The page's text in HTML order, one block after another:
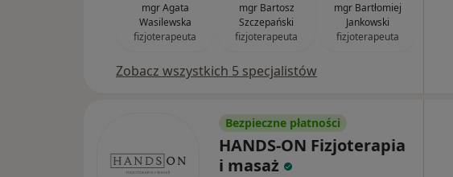
mgr Agata
Wasilewska
fizjoterapeuta
mgr Bartosz
Szczepański
fizjoterapeuta
mgr Bartłomiej
Jankowski
fizjoterapeuta
Zobacz wszystkich 5 specjalistów
Bezpieczne płatności
HANDS-ON Fizjoterapia
i masaż